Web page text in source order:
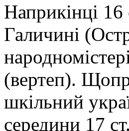
Наприкінці 16
Галичині
(вертеп).
шкільний
середини 17